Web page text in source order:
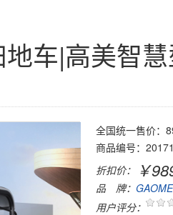
车|高美智
全国统一售价：
商品编号：
折扣价：
￥
品 牌：
用户评分：